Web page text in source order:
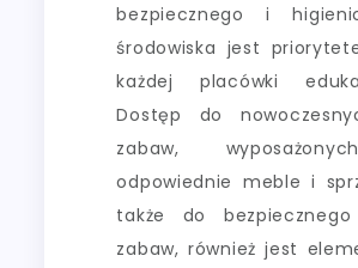
bezpiecznego i
środowiska jest
każdej placówki
Dostęp do
zabaw,
odpowiednie meble i
także do
zabaw, również jest